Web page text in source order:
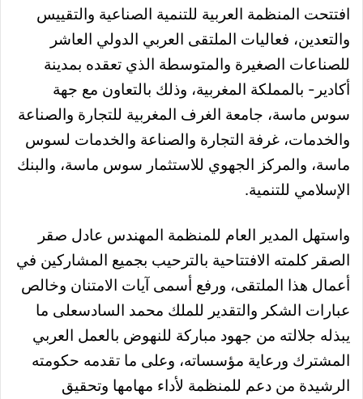
افتتحت المنظمة العربية للتنمية الصناعية والتقييس
والتعدين، فعاليات الملتقى العربي الدولي العاشر
للصناعات الصغيرة والمتوسطة الذي تعقده بمدينة
أكادير- بالمملكة المغربية، وذلك بالتعاون مع جهة
سوس ماسة، جامعة الغرف المغربية للتجارة والصناعة
والخدمات، غرفة التجارة والصناعة والخدمات لسوس
ماسة، والمركز الجهوي للاستثمار سوس ماسة، والبنك
الإسلامي للتنمية.
واستهل المدير العام للمنظمة المهندس عادل صقر
الصقر كلمته الافتتاحية بالترحيب بجميع المشاركين في
أعمال هذا الملتقى، ورفع أسمى آيات الامتنان وخالص
عبارات الشكر والتقدير للملك محمد السادسعلى ما
يبذله جلالته من جهود مباركة للنهوض بالعمل العربي
المشترك ورعاية مؤسساته، وعلى ما تقدمه حكومته
الرشيدة من دعم للمنظمة لأداء مهامها وتحقيق